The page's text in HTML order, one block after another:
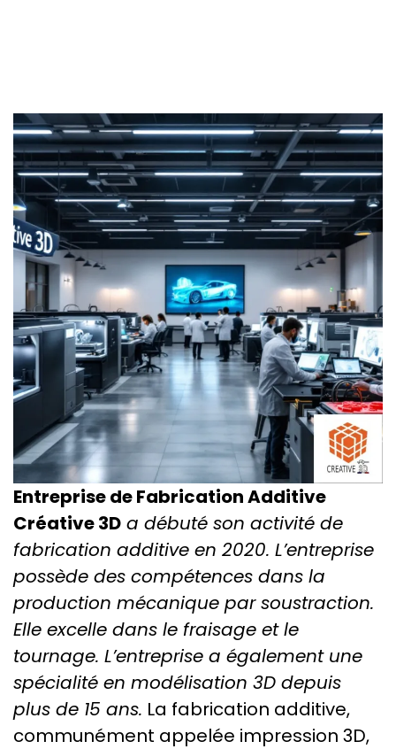
Entreprise de Fabrication Additive
Créative 3D a débuté son activité de
fabrication additive en 2020. L’entreprise
possède des compétences dans la
production mécanique par soustraction.
Elle excelle dans le fraisage et le
tournage. L’entreprise a également une
spécialité en modélisation 3D depuis
plus de 15 ans. La fabrication additive,
communément appelée impression 3D,